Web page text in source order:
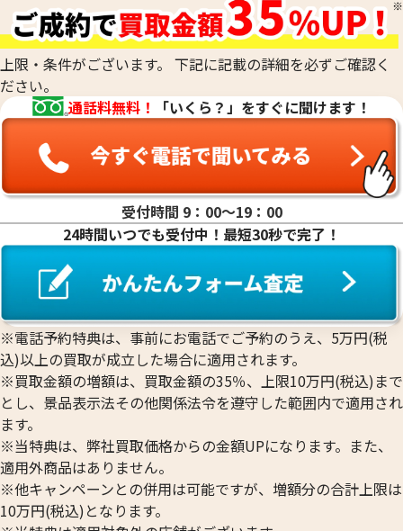
上限・条件がございます。 下記に記載の詳細を必ずご確認く
ださい。
通話料無料！
「いくら？」をすぐに聞けます！
受付時間 9：00〜19：00
24時間いつでも受付中！最短30秒で完了！
※電話予約特典は、事前にお電話でご予約のうえ、5万円(税
込)以上の買取が成立した場合に適用されます。
※買取金額の増額は、買取金額の35％、上限10万円(税込)まで
とし、景品表示法その他関係法令を遵守した範囲内で適用され
ます。
※当特典は、弊社買取価格からの金額UPになります。また、
適用外商品はありません。
※他キャンペーンとの併用は可能ですが、増額分の合計上限は
10万円(税込)となります。